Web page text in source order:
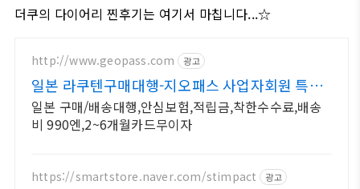
더쿠의 다이어리 찐후기는 여기서 마칩니다...☆
http://www.geopass.com 광고
일본 라쿠텐구매대행-지오패스 사업자회원 특별
혜택
일본 구매/배송대행,안심보험,적립금,착한수수료,배송
비 990엔,2~6개월카드무이자
https://smartstore.naver.com/stimpact 광고